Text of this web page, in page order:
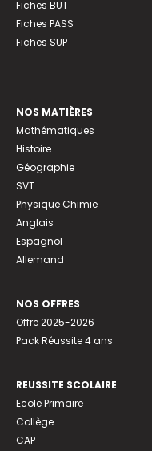
Fiches BUT
Fiches PASS
Fiches SUP
NOS MATIÈRES
Mathématiques
Histoire
Géographie
SVT
Physique Chimie
Anglais
Espagnol
Allemand
NOS OFFRES
Offre 2025-2026
Pack Réussite 4 ans
REUSSITE SCOLAIRE
Ecole Primaire
Collège
CAP